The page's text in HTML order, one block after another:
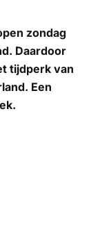
zondag
Daardoor
tijdperk van
Een